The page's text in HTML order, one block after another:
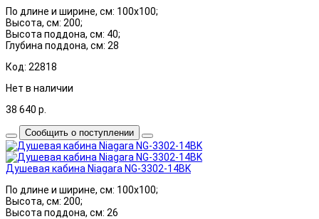
По длине и ширине, см: 100x100;
Высота, см: 200;
Высота поддона, см: 40;
Глубина поддона, см: 28
Код: 22818
Нет в наличии
38 640 р.
Сообщить о поступлении
Душевая кабина Niagara NG-3302-14BK
По длине и ширине, см: 100x100;
Высота, см: 200;
Высота поддона, см: 26